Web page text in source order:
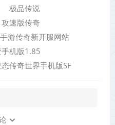
极品传说
攻速版传奇
手游传奇新开服网站
机版1.85
传奇世界手机版SF